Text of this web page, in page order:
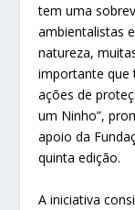
tem uma
ambientalistas
natureza,
importante que
ações de
um Ninho”,
apoio da
quinta edição.
A iniciativa